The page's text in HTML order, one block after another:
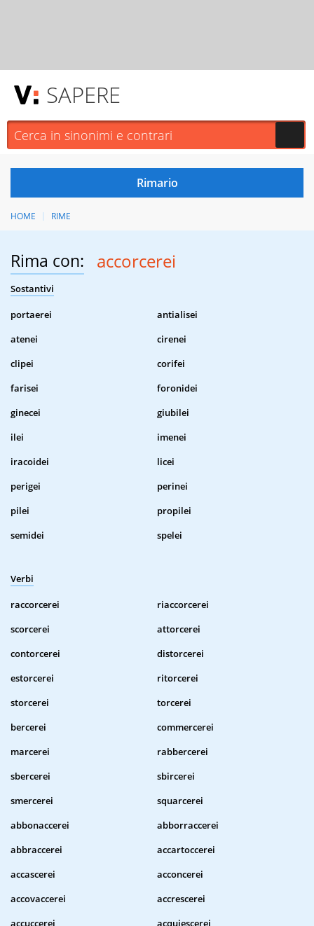
SAPERE
HOME RIME
Rima con: accorcerei
Sostantivi
portaerei
antialisei
atenei
cirenei
clipei
corifei
farisei
foronidei
ginecei
giubilei
ilei
imenei
iracoidei
licei
perigei
perinei
pilei
propilei
semidei
spelei
Verbi
raccorcerei
riaccorcerei
scorcerei
attorcerei
contorcerei
distorcerei
estorcerei
ritorcerei
storcerei
torcerei
bercerei
commercerei
marcerei
rabbercerei
sbercerei
sbircerei
smercerei
squarcerei
abbonaccerei
abborraccerei
abbraccerei
accartoccerei
accascerei
acconcerei
accovaccerei
accrescerei
accuccerei
acquiescerei